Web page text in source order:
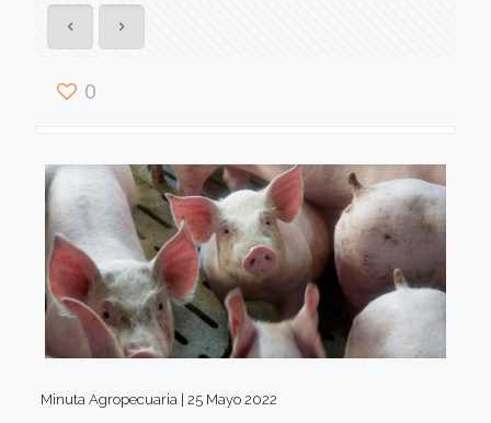
0
Minuta Agropecuaria | 25 Mayo 2022